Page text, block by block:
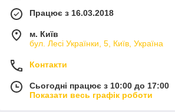
Працює з 16.03.2018
м. Київ
бул. Лесі Українки, 5, Київ, Україна
Контакти
Сьогодні працює з 10:00 до 17:00
Показати весь графік роботи